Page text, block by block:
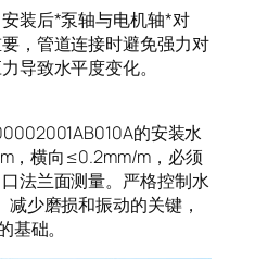
装后*泵轴与电机轴*对
，管道连接时避免强力对
导致水平度变化。
的安装水
，横向≤0.2mm/m，必须
法兰面测量。严格控制水
少磨损和振动的关键，
础。